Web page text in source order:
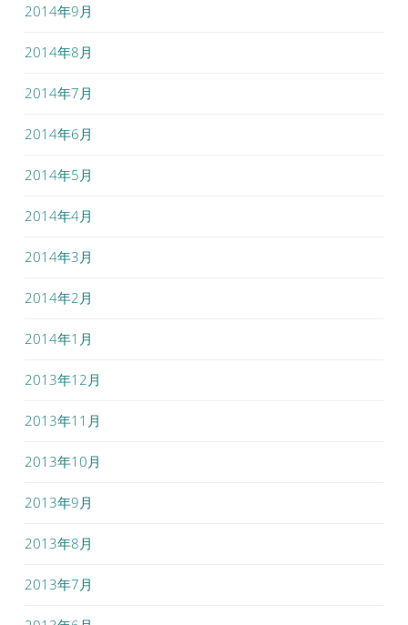
2014年9月
2014年8月
2014年7月
2014年6月
2014年5月
2014年4月
2014年3月
2014年2月
2014年1月
2013年12月
2013年11月
2013年10月
2013年9月
2013年8月
2013年7月